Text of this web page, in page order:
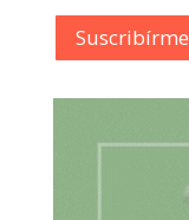
Suscribírme